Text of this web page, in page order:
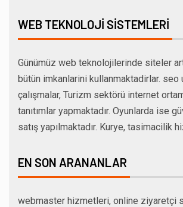
WEB TEKNOLOJI SISTEMLERI
Günümüz web teknolojilerinde siteler
bütün imkanlarini kullanmaktadirlar. seo
çalışmalar, Turizm sektörü internet
tanıtımlar yapmaktadır. Oyunlarda ise
satış yapılmaktadır. Kurye, tasimacilik
EN SON ARANANLAR
webmaster hizmetleri, online ziyaretçi